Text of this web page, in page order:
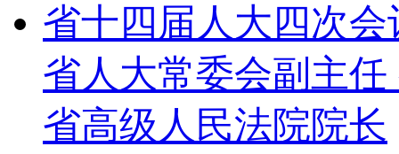
省十四届人大四次
省人大常委会副主
省高级人民法院院长